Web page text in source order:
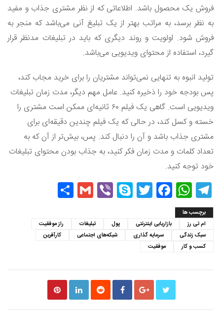
فروش یک محصول باشد. اطلاعاتی که از نظر مشتری جذاب و مفید
به نظر برسد، به مراتب بهتر از یک تبلیغ آنی می‌باشد که منجر به
فروش شود. اولویت و روند دیگری که باید در تبلیغات مدنظر قرار
گیرد، استفاده از محتوای ویدیویی می‌باشد.
تولید انبوه به تنهایی نمی‌تواند مشتریان را برای خرید مجاب کند،
پس بودجه خود را ذخیره کنید. عامل مهم دیگر، مدت زمان تبلیغات
ویدیویی است. گاهی یک فیلم ۶۰ ثانیه‌ای ممکن است مشتری را
خسته و کسل کند، در حالی که یک فیلم چندین دقیقه‌ای برای
مشتری جذاب باشد و آن را دنبال کند. پس، بیش‌تر از آن که به
تعداد کلمات و مدت زمان فکر کنید، به جذاب بودن محتوای تبلیغات
خود توجه کنید.
Telegram
WhatsApp
Facebook
Twitter
Skype
Viber
Gmail
برچسب ها
ام تی رز
بازاریابی اینترنتی پول تبلیغات
راز موفقیت
سبک زندگی
سرمایه گذاری شبکه‌های اجتماعی
کارآفرین
کسب و کار
موفقیت